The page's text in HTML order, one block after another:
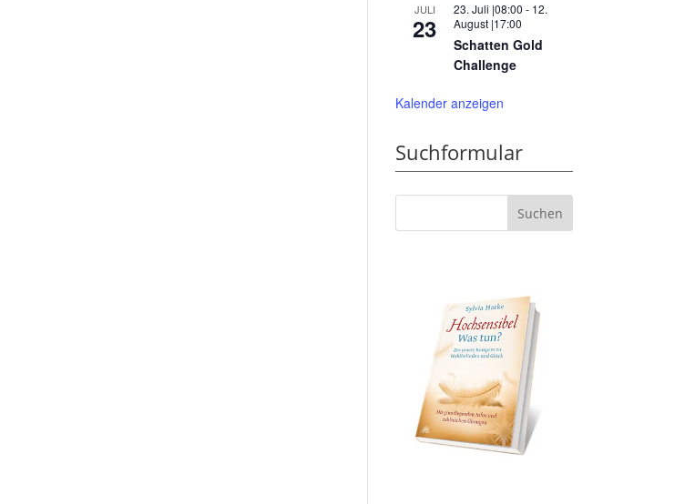
JULI
23
23. Juli |08:00 - 12.
August |17:00
Schatten Gold
Challenge
Kalender anzeigen
Suchformular